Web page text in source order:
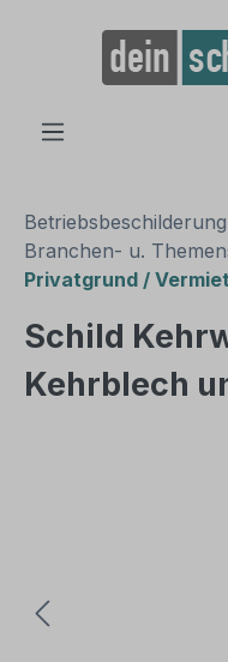
springen
Betriebsbeschilderung
Branchen- u.
Privatgrund /
Schild
Kehrblech